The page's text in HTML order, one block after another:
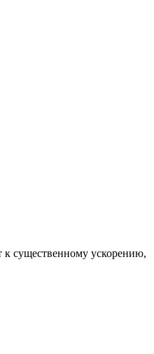
к существенному ускорению,